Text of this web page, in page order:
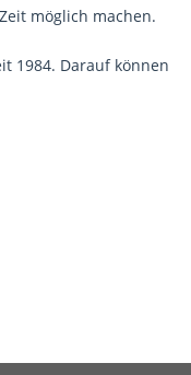
möglich machen.
1984. Darauf können